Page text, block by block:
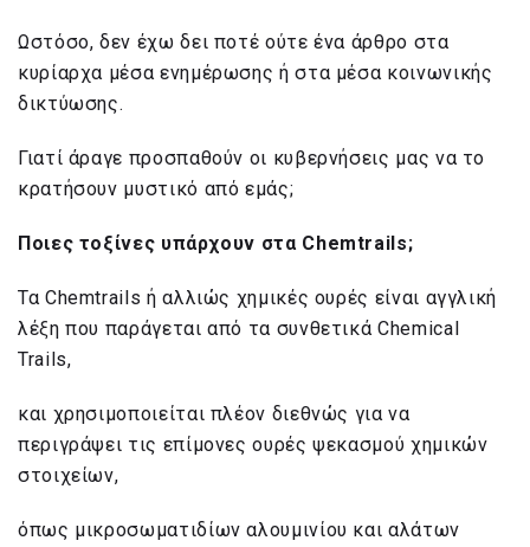
Ωστόσο, δεν έχω δει ποτέ ούτε ένα άρθρο στα
κυρίαρχα μέσα ενημέρωσης ή στα μέσα κοινωνικής
δικτύωσης.
Γιατί άραγε προσπαθούν οι κυβερνήσεις μας να το
κρατήσουν μυστικό από εμάς;
Ποιες τοξίνες υπάρχουν στα Chemtrails;
Τα Chemtrails ή αλλιώς χημικές ουρές είναι αγγλική
λέξη που παράγεται από τα συνθετικά Chemical
Trails,
και χρησιμοποιείται πλέον διεθνώς για να
περιγράψει τις επίμονες ουρές ψεκασμού χημικών
στοιχείων,
όπως μικροσωματιδίων αλουμινίου και αλάτων